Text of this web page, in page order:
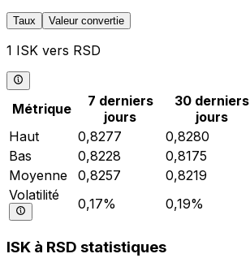
Taux Valeur convertie
1 ISK vers RSD
Métrique
7 derniers
jours
30 derniers
jours
Haut
0,8277 0,8280
Bas
0,8228 0,8175
Moyenne
0,8257 0,8219
Volatilité
0,17% 0,19%
ISK à RSD statistiques